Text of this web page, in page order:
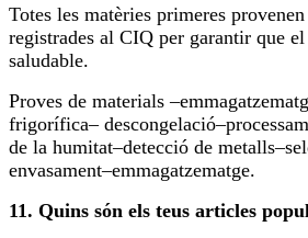
Totes les matèries primeres
registrades al CIQ per garantir que
saludable.
Proves de materials
frigorífica–
de la humitat–detecció de
envasament–emmagatzematge.
11. Quins són els teus articles